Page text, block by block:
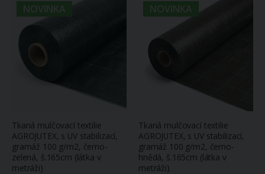
NOVINKA
Tkaná mulčovací textilie
AGROJUTEX, s UV stabilizací,
gramáž 100 g/m2, černo-
zelená, š.165cm (látka v
metráži)
NOVINKA
Tkaná mulčovací textilie
AGROJUTEX, s UV stabilizací,
gramáž 100 g/m2, černo-
hnědá, š.165cm (látka v
metráži)